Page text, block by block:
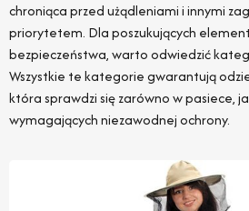
chroniąca przed użądleniami i innymi
priorytetem. Dla poszukujących
bezpieczeństwa, warto odwiedzić
Wszystkie te kategorie gwarantują
która sprawdzi się zarówno w pasiece,
wymagających niezawodnej ochrony.